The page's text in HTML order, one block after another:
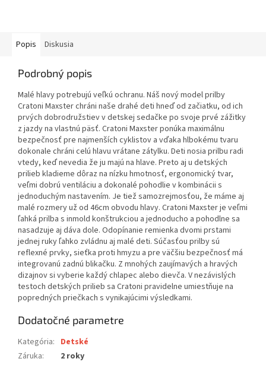
Popis Diskusia
Podrobný popis
Malé hlavy potrebujú veľkú ochranu. Náš nový model prilby
Cratoni Maxster chráni naše drahé deti hneď od začiatku, od ich
prvých dobrodružstiev v detskej sedačke po svoje prvé zážitky
z jazdy na vlastnú päsť. Cratoni Maxster ponúka maximálnu
bezpečnosť pre najmenších cyklistov a vďaka hlbokému tvaru
dokonale chráni celú hlavu vrátane zátylku. Deti nosia prilbu radi
vtedy, keď nevedia že ju majú na hlave. Preto aj u detských
prilieb kladieme dôraz na nízku hmotnosť, ergonomický tvar,
veľmi dobrú ventiláciu a dokonalé pohodlie v kombinácii s
jednoduchým nastavením. Je tiež samozrejmosťou, že máme aj
malé rozmery už od 46cm obvodu hlavy. Cratoni Maxster je veľmi
ľahká prilba s inmold konštrukciou a jednoducho a pohodlne sa
nasadzuje aj dáva dole. Odopínanie remienka dvomi prstami
jednej ruky ľahko zvládnu aj malé deti. Súčasťou prilby sú
reflexné prvky, sieťka proti hmyzu a pre väčšiu bezpečnosť má
integrovanú zadnú blikačku. Z mnohých zaujímavých a hravých
dizajnov si vyberie každý chlapec alebo dievča. V nezávislých
testoch detských prilieb sa Cratoni pravidelne umiestňuje na
popredných priečkach s vynikajúcimi výsledkami.
Dodatočné parametre
Kategória: Detské
Záruka: 2 roky